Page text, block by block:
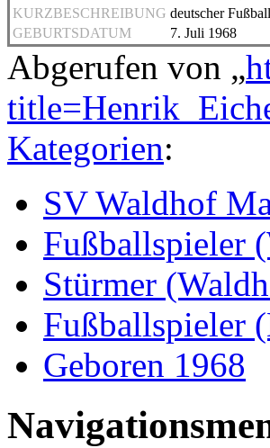
KURZBESCHREIBUNG deutscher
GEBURTSDATUM
7. Juli 1968
Abgerufen von „
Kategorien:
SV Waldhof
Fußballspieler
Stürmer
Fußballspieler
Geboren 1968